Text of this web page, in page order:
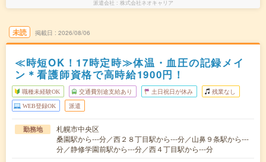
派遣会社 株式会社ネオキャリア
未読 掲載日 2026/08/06
≪時短OK！17時定時≫体温・血圧の記録メイ
ン＊看護師資格で高時給1900円！
職種未経験OK 交通費別途支給あり 土日祝日が休み 残業なし
WEB登録OK 派遣
勤務地
札幌市中央区
桑園駅から---分／西２８丁目駅から---分／山鼻９条駅から---
分／静修学園前駅から---分／西４丁目駅から---分